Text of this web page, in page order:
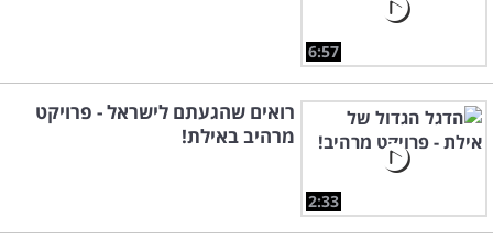
6:57
2:33
רואים שהגעתם לישראל - פרויקט
מרהיב באילת!